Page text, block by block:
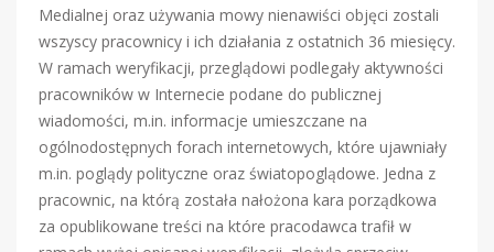
Medialnej oraz używania mowy nienawiści objęci zostali
wszyscy pracownicy i ich działania z ostatnich 36 miesięcy.
W ramach weryfikacji, przeglądowi podlegały aktywności
pracowników w Internecie podane do publicznej
wiadomości, m.in. informacje umieszczane na
ogólnodostępnych forach internetowych, które ujawniały
m.in. poglądy polityczne oraz światopoglądowe. Jedna z
pracownic, na którą została nałożona kara porządkowa
za opublikowane treści na które pracodawca trafił w